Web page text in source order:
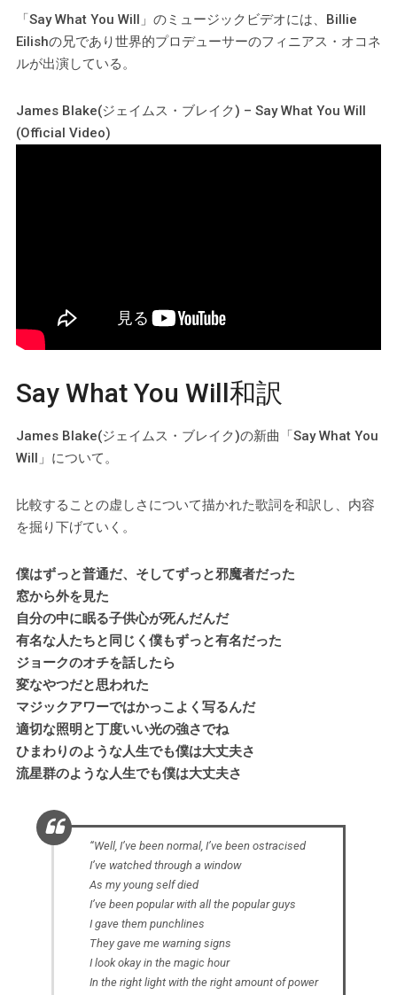
「Say What You Will」のミュージックビデオには、Billie
Eilishの兄であり世界的プロデューサーのフィニアス・オコネ
ルが出演している。
James Blake(ジェイムス・ブレイク) – Say What You Will
(Official Video)
Say What You Will和訳
James Blake(ジェイムス・ブレイク)の新曲「Say What You
Will」について。
比較することの虚しさについて描かれた歌詞を和訳し、内容
を掘り下げていく。
僕はずっと普通だ、そしてずっと邪魔者だった
窓から外を見た
自分の中に眠る子供心が死んだんだ
有名な人たちと同じく僕もずっと有名だった
ジョークのオチを話したら
変なやつだと思われた
マジックアワーではかっこよく写るんだ
適切な照明と丁度いい光の強さでね
ひまわりのような人生でも僕は大丈夫さ
流星群のような人生でも僕は大丈夫さ
“Well, I’ve been normal, I’ve been ostracised
I’ve watched through a window
As my young self died
I’ve been popular with all the popular guys
I gave them punchlines
They gave me warning signs
I look okay in the magic hour
In the right light with the right amount of power